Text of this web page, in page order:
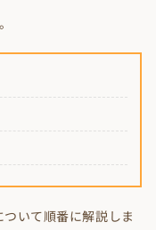
いて順番に解説しま